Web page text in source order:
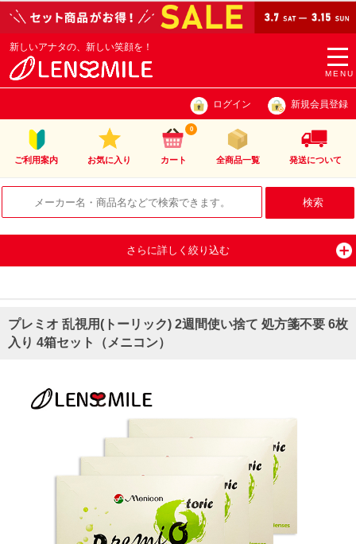
MENU
新しいアナタの、新しい笑顔を！
ログイン 新規会員登録
ご利用案内 お気に入り カート
0
全商品一覧 発送について
さらに詳しく絞り込む
プレミオ 乱視用(トーリック) 2週間使い捨て 処方箋不要 6枚
入り 4箱セット（メニコン）